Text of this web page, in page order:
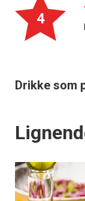
4
Drikke som